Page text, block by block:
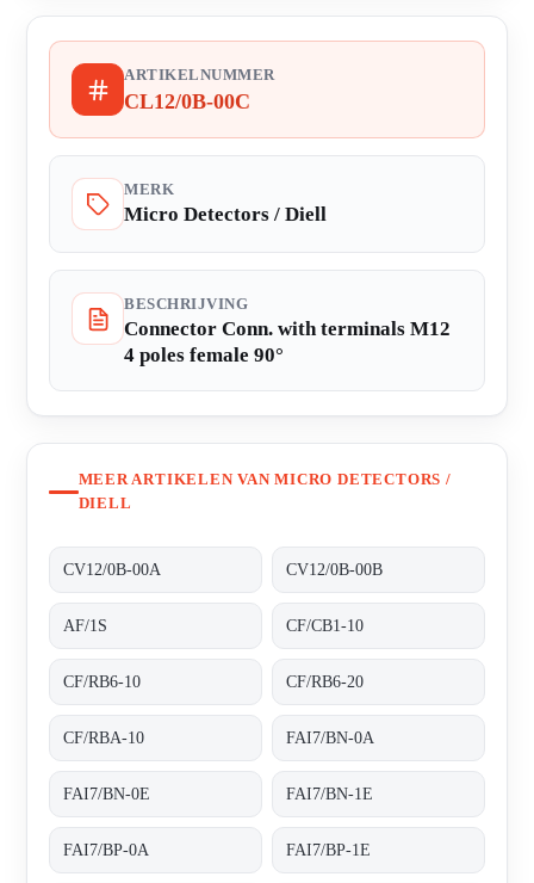
ARTIKELNUMMER
CL12/0B-00C
MERK
Micro Detectors / Diell
BESCHRIJVING
Connector Conn. with terminals M12
4 poles female 90°
MEER ARTIKELEN VAN MICRO DETECTORS /
DIELL
CV12/0B-00A CV12/0B-00B
AF/1S CF/CB1-10
CF/RB6-10 CF/RB6-20
CF/RBA-10 FAI7/BN-0A
FAI7/BN-0E FAI7/BN-1E
FAI7/BP-0A FAI7/BP-1E